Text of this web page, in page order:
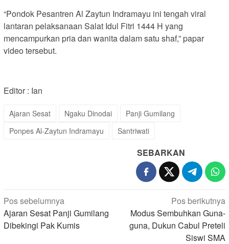
“Pondok Pesantren Al Zaytun Indramayu ini tengah viral
lantaran pelaksanaan Salat Idul Fitri 1444 H yang
mencampurkan pria dan wanita dalam satu shaf,” papar
video tersebut.
Editor : Ian
Ajaran Sesat Ngaku Dinodai
Panji Gumilang
Ponpes Al-Zaytun Indramayu
Santriwati
SEBARKAN
Navigasi
pos
Pos sebelumnya
Ajaran Sesat Panji Gumilang
Dibekingi Pak Kumis
Pos berikutnya
Modus Sembuhkan Guna-
guna, Dukun Cabul Preteli
Siswi SMA